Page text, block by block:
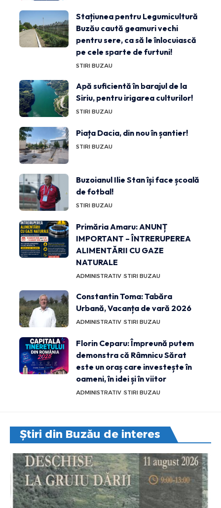
Stațiunea pentru Legumicultură
Buzău caută geamuri vechi
pentru sere, ca să le înlocuiască
pe cele sparte de furtuni!
STIRI BUZAU
Apă suficientă în barajul de la
Siriu, pentru irigarea culturilor!
STIRI BUZAU
Piața Dacia, din nou în șantier!
STIRI BUZAU
Buzoianul Ilie Stan își face școală
de fotbal!
STIRI BUZAU
Primăria Amaru: ANUNȚ
IMPORTANT – ÎNTRERUPEREA
ALIMENTĂRII CU GAZE
NATURALE
ADMINISTRATIV STIRI BUZAU
Constantin Toma: Tabăra
Urbană, Vacanța de vară 2026
ADMINISTRATIV STIRI BUZAU
Florin Ceparu: Împreună putem
demonstra că Râmnicu Sărat
este un oraș care investește în
oameni, în idei și în viitor
ADMINISTRATIV STIRI BUZAU
Știri din Buzău de interes